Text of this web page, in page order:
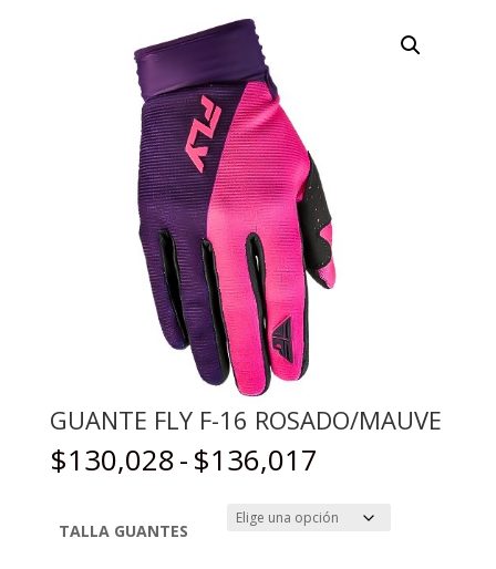
GUANTE FLY F-16 ROSADO/MAUVE
$130,028-$136,017
precios:
desde
TALLA GUANTES